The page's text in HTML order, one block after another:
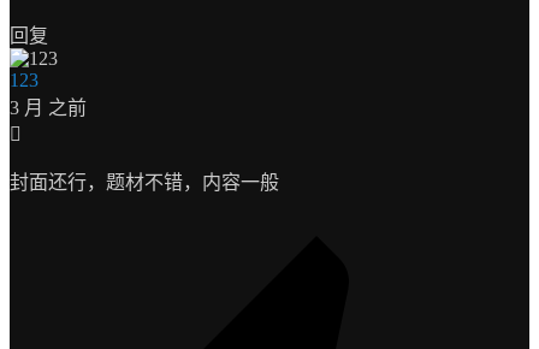
回复
123
3 月 之前
封面还行，题材不错，内容一般